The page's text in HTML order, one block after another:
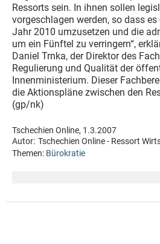
Ressorts sein. In ihnen sollen
vorgeschlagen werden, so dass
Jahr 2010 umzusetzen und die
um ein Fünftel zu verringern“,
Daniel Trnka, der Direktor des
Regulierung und Qualität der
Innenministerium. Dieser
die Aktionspläne zwischen den
(gp/nk)
Tschechien Online, 1.3.2007
Autor: Tschechien Online - Ressort
Themen: Bürokratie